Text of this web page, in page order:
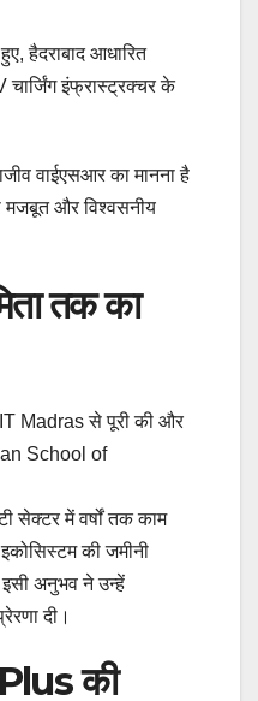
हैदराबाद आधारित
इंफ्रास्ट्रक्चर के
वाईएसआर का मानना है
और विश्वसनीय
तक का
IIT Madras से पूरी की और
School of
सेक्टर में वर्षों तक काम
की जमीनी
इसी अनुभव ने उन्हें
दी।
की